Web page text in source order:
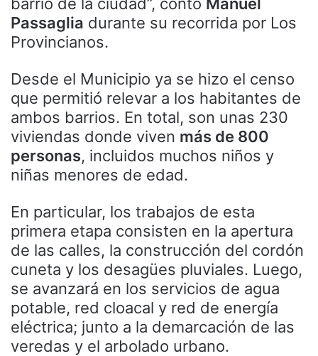
Passaglia durante su recorrida por Los
Provincianos.
Desde el Municipio ya se hizo el censo
que permitió relevar a los habitantes de
ambos barrios. En total, son unas 230
viviendas donde viven más de 800
personas, incluidos muchos niños y
niñas menores de edad.
En particular, los trabajos de esta
primera etapa consisten en la apertura
de las calles, la construcción del cordón
cuneta y los desagües pluviales. Luego,
se avanzará en los servicios de agua
potable, red cloacal y red de energía
eléctrica; junto a la demarcación de las
veredas y el arbolado urbano.